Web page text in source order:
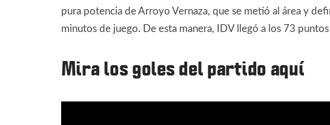
pura potencia de Arroyo Vernaza, que se metió al área y
minutos de juego. De esta manera, IDV llegó a los 73
Mira los goles del partido aquí